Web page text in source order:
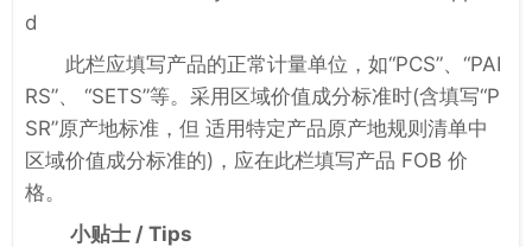
d
此栏应填写产品的正常计量单位，如“PCS”、“PAI
RS”、 “SETS”等。采用区域价值成分标准时(含填写“P
SR”原产地标准，但 适用特定产品原产地规则清单中
区域价值成分标准的)，应在此栏填写产品 FOB 价
格。
小贴士 / Tips